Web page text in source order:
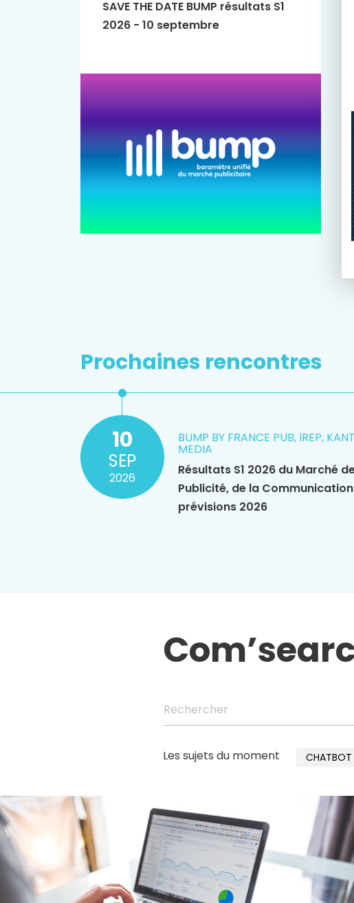
SAVE THE DATE BUMP résultats S1
2026 - 10 septembre
Prochaines rencontres
10
SEP
2026
BUMP BY FRANCE PUB, IREP,
MEDIA
Résultats S1 2026 du Marché
Publicité, de la
prévisions 2026
Rechercher
Les sujets du moment CHATBOT